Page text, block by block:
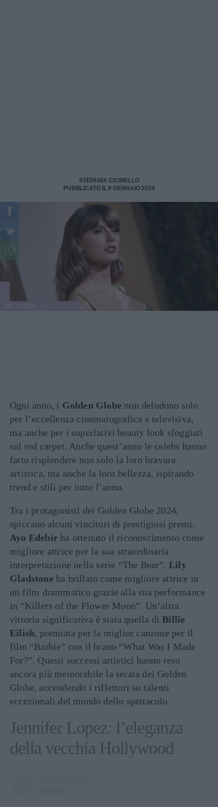
STEFANIA CICIRELLO
PUBBLICATO IL 9 GENNAIO 2024
Ogni anno, i Golden Globe non deludono solo
per l’eccellenza cinematografica e televisiva,
ma anche per i superlativi beauty look sfoggiati
sul red carpet. Anche quest’anno le celebs hanno
fatto risplendere non solo la loro bravura
artistica, ma anche la loro bellezza, ispirando
trend e stili per tutto l’anno.
Tra i protagonisti dei Golden Globe 2024,
spiccano alcuni vincitori di prestigiosi premi.
Ayo Edebir ha ottenuto il riconoscimento come
migliore attrice per la sua straordinaria
interpretazione nella serie “The Bear”.Lily
Gladstone ha brillato come migliore attrice in
un film drammatico grazie alla sua performance
in “Killers of the Flower Moon”. Un’altra
vittoria significativa è stata quella diBillie
Eilish, premiata per la miglior canzone per il
film “Barbie” con il brano “What Was I Made
For?”. Questi successi artistici hanno reso
ancora più memorabile la serata dei Golden
Globe, accendendo i riflettori su talenti
eccezionali del mondo dello spettacolo.
Jennifer Lopez: l’eleganza
della vecchia Hollywood